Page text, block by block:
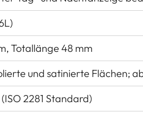
Totallänge 48 mm
und satinierte Flächen;
2281 Standard)